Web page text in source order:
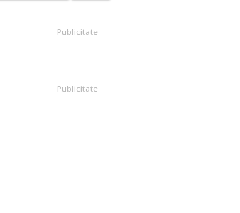
Publicitate
Publicitate